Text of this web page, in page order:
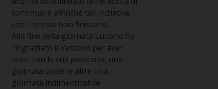
continuare affinché tali iniziative
con il tempo non finiscano.
Alla fine della giornata Luciano ha
ringraziato il Vescovo per aver
reso, con la sua presenza, una
giornata come le altre una
giornata indimenticabile.